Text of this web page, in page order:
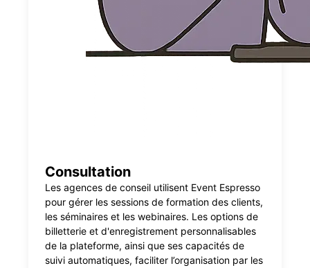
Consultation
Les agences de conseil utilisent Event Espresso
pour gérer les sessions de formation des clients,
les séminaires et les webinaires. Les options de
billetterie et d'enregistrement personnalisables
de la plateforme, ainsi que ses capacités de
suivi automatiques, faciliter l’organisation par les